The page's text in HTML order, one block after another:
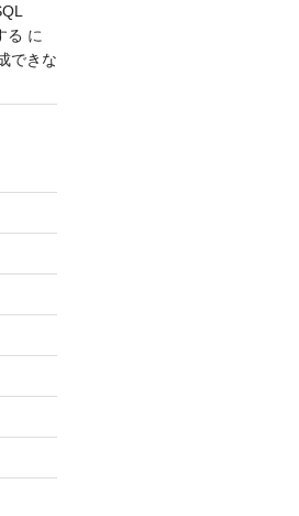
る に
できな